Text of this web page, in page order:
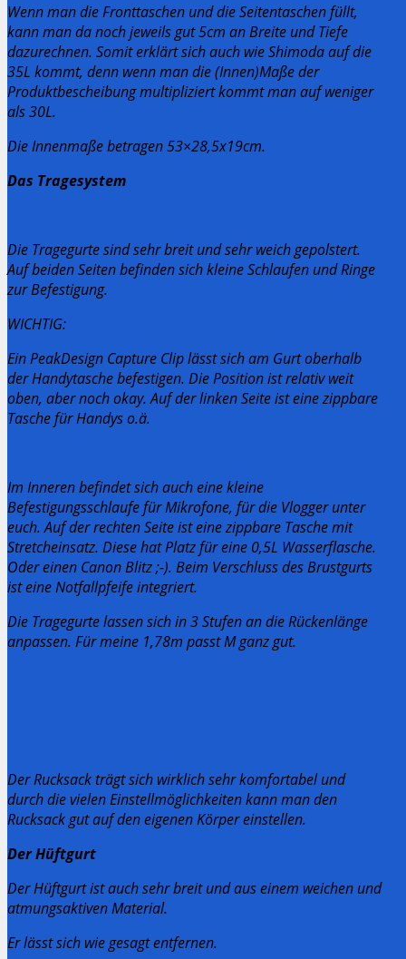
Wenn man die Fronttaschen und die Seitentaschen füllt,
kann man da noch jeweils gut 5cm an Breite und Tiefe
dazurechnen. Somit erklärt sich auch wie Shimoda auf die
35L kommt, denn wenn man die (Innen)Maße der
Produktbescheibung multipliziert kommt man auf weniger
als 30L.
Die Innenmaße betragen 53×28,5x19cm.
Das Tragesystem
Die Tragegurte sind sehr breit und sehr weich gepolstert.
Auf beiden Seiten befinden sich kleine Schlaufen und Ringe
zur Befestigung.
WICHTIG:
Ein PeakDesign Capture Clip lässt sich am Gurt oberhalb
der Handytasche befestigen. Die Position ist relativ weit
oben, aber noch okay.Auf der linken Seite ist eine zippbare
Tasche für Handys o.ä.
Im Inneren befindet sich auch eine kleine
Befestigungsschlaufe für Mikrofone, für die Vlogger unter
euch.Auf der rechten Seite ist eine zippbare Tasche mit
Stretcheinsatz. Diese hat Platz für eine 0,5L Wasserflasche.
Oder einen Canon Blitz ;-). Beim Verschluss des Brustgurts
ist eine Notfallpfeife integriert.
Die Tragegurte lassen sich in 3 Stufen an die Rückenlänge
anpassen. Für meine 1,78m passt M ganz gut.
Der Rucksack trägt sich wirklich sehr komfortabel und
durch die vielen Einstellmöglichkeiten kann man den
Rucksack gut auf den eigenen Körper einstellen.
Der Hüftgurt
Der Hüftgurt ist auch sehr breit und aus einem weichen und
atmungsaktiven Material.
Er lässt sich wie gesagt entfernen.